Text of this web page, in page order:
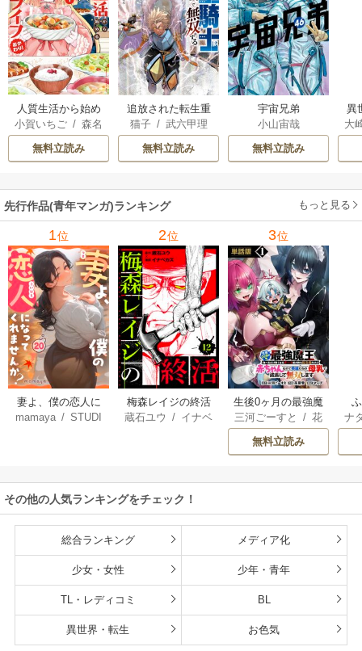
人質生活から始め
るスローライフ
小賀いちご /森名
尚
無料立読み
追放された転生重
騎士はゲーム知識
で無双する
猫子/ 武六甲理
じゃいあん
無料立読み
宇宙兄弟
小山宙哉
無料立読み
異
は
大
先行作品(青年マンガ)ランキング もっと見る
1位
妻よ、僕の恋人に
なってくれません
mamaya/STUDI
2位
梅森レイジの終活
蔵石ユウ / イナベ
3位
生後0ヶ月の最強魔
王 食べるだけ強
くなるチート能力
持ち転生者だけど
雄たちの母乳で成
三河ごーすと /花
房雪/ マップ
無料立読み
ナ
その他の人気ランキングをチェック！
総合ランキング メディア化
少女・女性 少年・青年
TL・レディコミ BL
異世界・転生 お色気